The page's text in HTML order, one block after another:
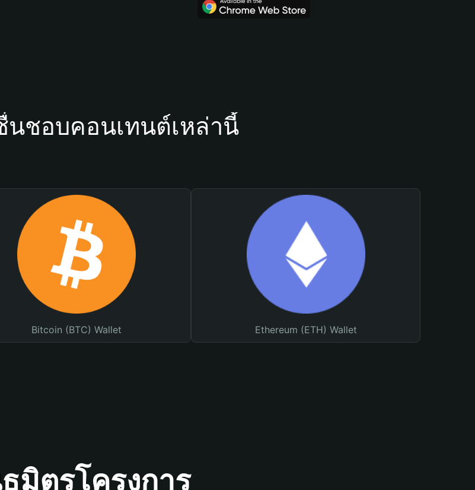
ชอบคอนเทนต์เหล่านี้
Bitcoin (BTC) Wallet Ethereum (ETH) Wallet
มิตรโครงการ